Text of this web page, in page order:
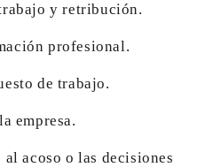
y retribución.
profesional.
de trabajo.
empresa.
acoso o las decisiones